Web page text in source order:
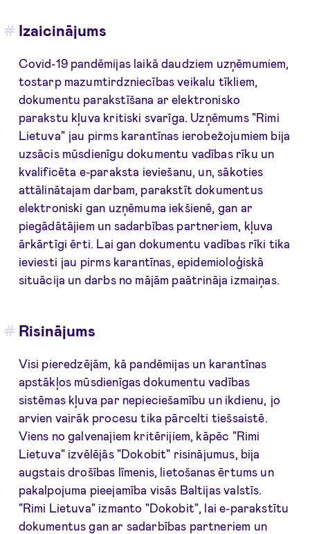
Izaicinājums
Covid-19 pandēmijas laikā daudziem uzņēmumiem,
tostarp mazumtirdzniecības veikalu tīkliem,
dokumentu parakstīšana ar elektronisko
parakstu kļuva kritiski svarīga. Uzņēmums "Rimi
Lietuva" jau pirms karantīnas ierobežojumiem bija
uzsācis mūsdienīgu dokumentu vadības rīku un
kvalificēta e-paraksta ieviešanu, un, sākoties
attālinātajam darbam, parakstīt dokumentus
elektroniski gan uzņēmuma iekšienē, gan ar
piegādātājiem un sadarbības partneriem, kļuva
ārkārtīgi ērti. Lai gan dokumentu vadības rīki tika
ieviesti jau pirms karantīnas, epidemioloģiskā
situācija un darbs no mājām paātrināja izmaiņas.
Risinājums
Visi pieredzējām, kā pandēmijas un karantīnas
apstākļos mūsdienīgas dokumentu vadības
sistēmas kļuva par nepieciešamību un ikdienu, jo
arvien vairāk procesu tika pārcelti tiešsaistē.
Viens no galvenajiem kritērijiem, kāpēc "Rimi
Lietuva" izvēlējās "Dokobit" risinājumus, bija
augstais drošības līmenis, lietošanas ērtums un
pakalpojuma pieejamība visās Baltijas valstīs.
"Rimi Lietuva" izmanto "Dokobit", lai e-parakstītu
dokumentus gan ar sadarbības partneriem un